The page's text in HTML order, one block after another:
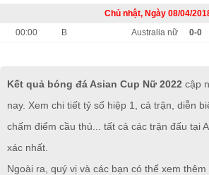
Chủ nhật, Ngày 08/04/
00:00
B Australia nữ 0-0
Kết quả bóng đá Asian Cup Nữ 2022 cập
nay. Xem chi tiết tỷ số hiệp 1, cả trận, diễn
chấm điểm cầu thủ... tất cả các trận đấu tại
xác nhất.
Ngoài ra, quý vị và các bạn có thể xem